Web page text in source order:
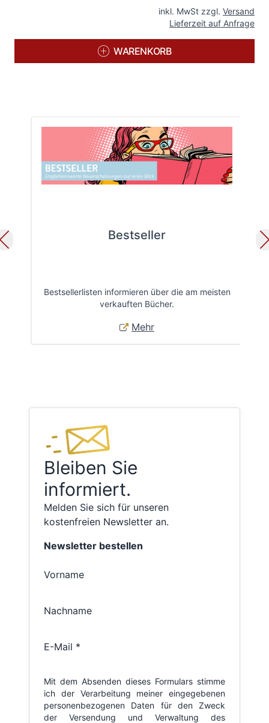
inkl. MwSt zzgl. Versand
Lieferzeit auf Anfrage
WARENKORB
Bestseller
Bestsellerlisten informieren über die am meisten
verkauften Bücher.
Mehr
Bleiben Sie
informiert.
Melden Sie sich für unseren
kostenfreien Newsletter an.